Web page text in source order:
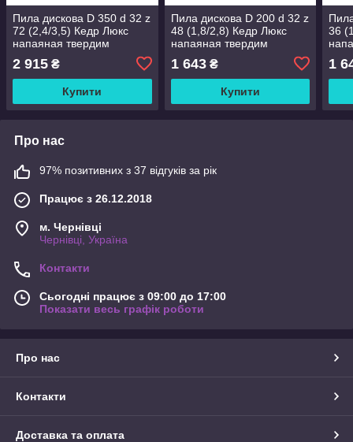
Пила дискова D 350 d 32 z
72 (2,4/3,5) Кедр Люкс
напаяная твердим
2 915 ₴
Купити
Пила дискова D 200 d 32 z
48 (1,8/2,8) Кедр Люкс
напаяная твердим
1 643₴
Купити
36
1
Про нас
97% позитивних з 37 відгуків за рік
Працює з 26.12.2018
м. Чернівці
Чернівці, Україна
Контакти
Сьогодні працює з 09:00 до 17:00
Показати весь графік роботи
Про нас
Контакти
Доставка та оплата